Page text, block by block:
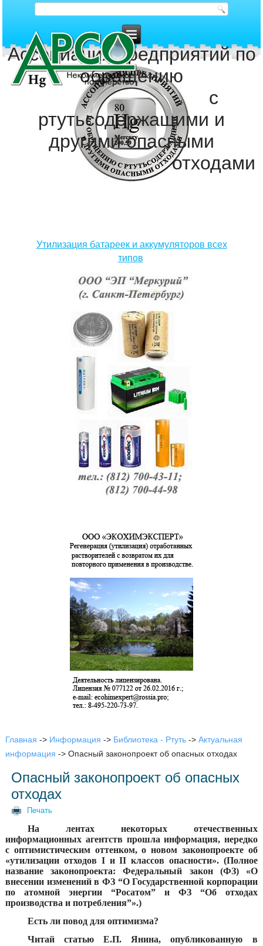
Ассоциация предприятий по
обращению
с
ртутьсодержащими и
другими опасными
отходами
Утилизация батареек и аккумуляторов всех
типов
Главная -> Информация -> Библиотека - Ртуть ->Актуальная
информация ->Опасный законопроект об опасных отходах
Опасный законопроект об опасных
отходах
Печать
На лентах некоторых отечественных
информационных агентств прошла информация, нередко
с оптимистическим оттенком, о новом законопроекте об
«утилизации отходов I и II классов опасности». (Полное
название законопроекта: Федеральный закон (ФЗ) «О
внесении изменений в ФЗ “О Государственной корпорации
по атомной энергии “Росатом” и ФЗ “Об отходах
производства и потребления”».)
Есть ли повод для оптимизма?
Читай статью Е.П. Янина, опубликованную в